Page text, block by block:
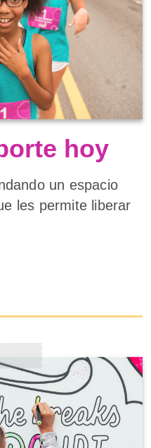
hoy
un espacio
les permite liberar